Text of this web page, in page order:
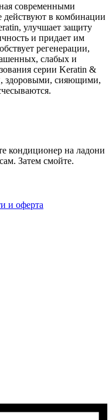
современными
в комбинации
улучшает защиту
и придает им
регенерации,
слабых и
серии Keratin &
здоровыми, сияющими,
кондиционер на ладони
Затем смойте.
и оферта